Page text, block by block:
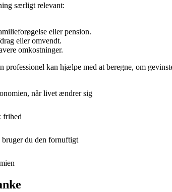
særligt relevant:
eller pension.
eller omvendt.
omkostninger.
kan hjælpe med at beregne, om
når livet ændrer sig
frihed
bruger du den fornuftigt